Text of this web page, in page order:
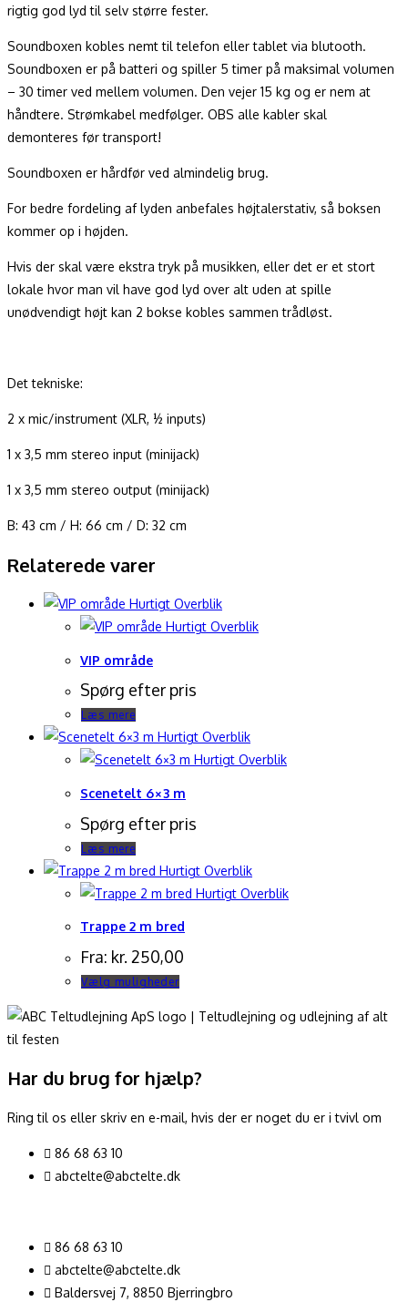
rigtig god lyd til selv større fester.
Soundboxen kobles nemt til telefon eller tablet via blutooth.
Soundboxen er på batteri og spiller 5 timer på maksimal volumen
– 30 timer ved mellem volumen. Den vejer 15 kg og er nem at
håndtere. Strømkabel medfølger. OBS alle kabler skal
demonteres før transport!
Soundboxen er hårdfør ved almindelig brug.
For bedre fordeling af lyden anbefales højtalerstativ, så boksen
kommer op i højden.
Hvis der skal være ekstra tryk på musikken, eller det er et stort
lokale hvor man vil have god lyd over alt uden at spille
unødvendigt højt kan 2 bokse kobles sammen trådløst.
Det tekniske:
2 x mic/instrument (XLR, ½ inputs)
1 x 3,5 mm stereo input (minijack)
1 x 3,5 mm stereo output (minijack)
B: 43 cm / H: 66 cm / D: 32 cm
Relaterede varer
Hurtigt Overblik
Hurtigt Overblik
VIP område
Spørg efter pris
Læs mere
Hurtigt Overblik
Hurtigt Overblik
Scenetelt 6×3 m
Spørg efter pris
Læs mere
Hurtigt Overblik
Hurtigt Overblik
Trappe 2 m bred
Fra: kr. 250,00
Vælg muligheder
har
varianter.
Mulighederne
kan
varesiden
Har du brug for hjælp?
Ring til os eller skriv en e-mail, hvis der er noget du er i tvivl om
86 68 63 10
abctelte@abctelte.dk
86 68 63 10
abctelte@abctelte.dk
Baldersvej 7, 8850 Bjerringbro